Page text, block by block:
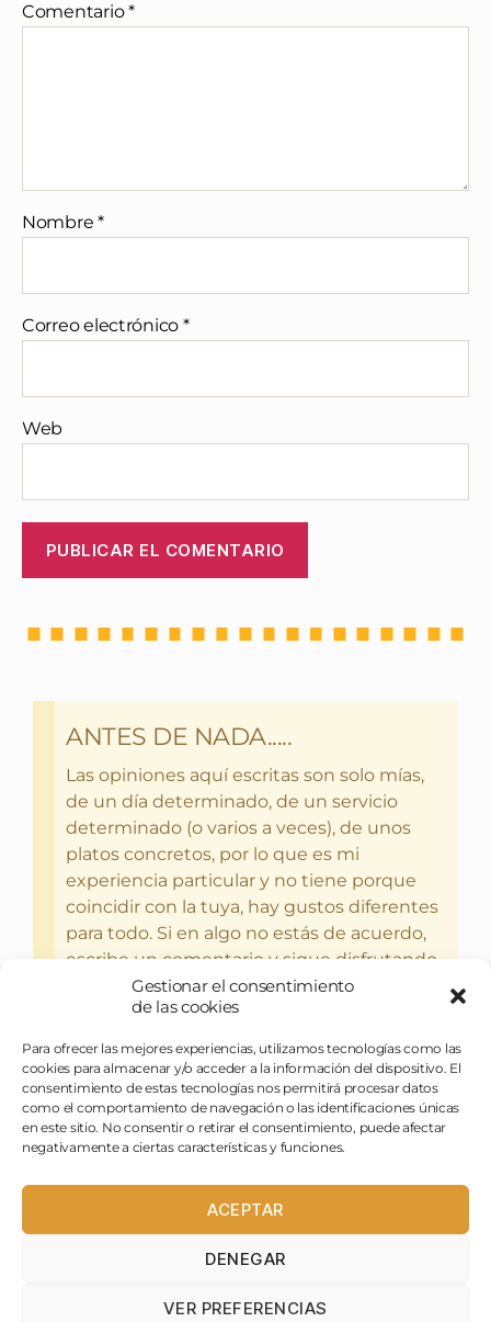
Gestionar el consentimiento
de las cookies
Para ofrecer las mejores experiencias, utilizamos tecnologías como las
cookies para almacenar y/o acceder a la información del dispositivo. El
consentimiento de estas tecnologías nos permitirá procesar datos
como el comportamiento de navegación o las identificaciones únicas
en este sitio. No consentir o retirar el consentimiento, puede afectar
negativamente a ciertas características y funciones.
ACEPTAR
DENEGAR
VER PREFERENCIAS
Comentario*
Nombre*
Correo electrónico *
Web
ANTES DE NADA.....
Las opiniones aquí escritas son solo mías,
de un día determinado, de un servicio
determinado (o varios a veces), de unos
platos concretos, por lo que es mi
experiencia particular y no tiene porque
coincidir con la tuya, hay gustos diferentes
para todo. Si en algo no estás de acuerdo,
escribe un comentario y sigue disfrutando
del bebercio y el glotoneo.